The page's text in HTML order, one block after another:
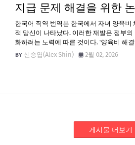
지급 문제 해결을 위한
한국어 직역 번역본 한국에서 자녀 양육비
적 망신이 나타났다. 이러한 재발은 정부
화하려는 노력에 따른 것이다. '양육비 해
신승엽(Alex Shin)
2월 02, 2026
게시물 더보기